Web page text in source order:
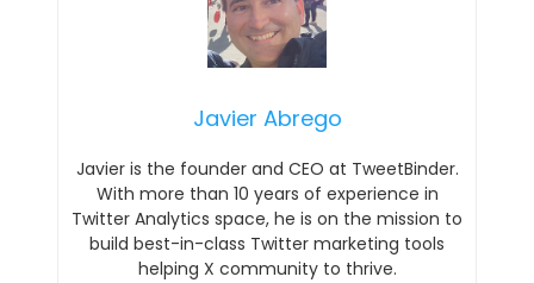
Javier Abrego
Javier is the founder and CEO at TweetBinder.
With more than 10 years of experience in
Twitter Analytics space, he is on the mission to
build best-in-class Twitter marketing tools
helping X community to thrive.